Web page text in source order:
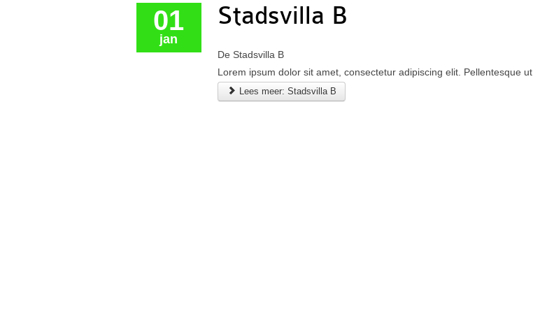
01
jan
Stadsvilla B
De Stadsvilla B
Lorem ipsum dolor sit amet, consectetur adipiscing elit. Pellentesque ut
Lees meer: Stadsvilla B